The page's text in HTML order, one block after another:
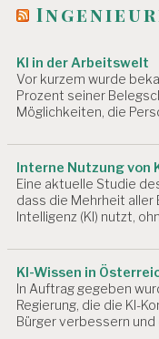
KI in der Arbeitswelt
Vor kurzem wurde
Prozent seiner
Möglichkeiten, die
Interne Nutzung von
Eine aktuelle Studie
dass die Mehrheit
Intelligenz (KI) nutzt,
KI-Wissen in
In Auftrag gegeben
Regierung, die die KI-
Bürger verbessern